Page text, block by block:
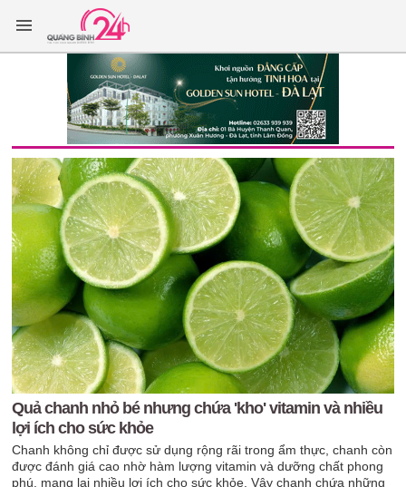
Quả chanh nhỏ bé nhưng chứa 'kho' vitamin và nhiều
lợi ích cho sức khỏe
Chanh không chỉ được sử dụng rộng rãi trong ẩm thực, chanh còn
được đánh giá cao nhờ hàm lượng vitamin và dưỡng chất phong
phú, mang lại nhiều lợi ích cho sức khỏe. Vậy chanh chứa những